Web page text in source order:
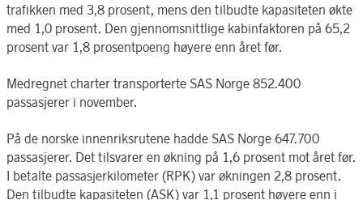
trafikken med 3,8 prosent, mens den tilbudte kapasiteten økte
med 1,0 prosent. Den gjennomsnittlige kabinfaktoren på 65,2
prosent var 1,8 prosentpoeng høyere enn året før.
Medregnet charter transporterte SAS Norge 852.400
passasjerer i november.
På de norske innenriksrutene hadde SAS Norge 647.700
passasjerer. Det tilsvarer en økning på 1,6 prosent mot året før.
I betalte passasjerkilometer (RPK) var økningen 2,8 prosent.
Den tilbudte kapasiteten (ASK) var 1,1 prosent høyere enn i